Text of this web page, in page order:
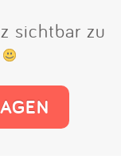
sichtbar zu